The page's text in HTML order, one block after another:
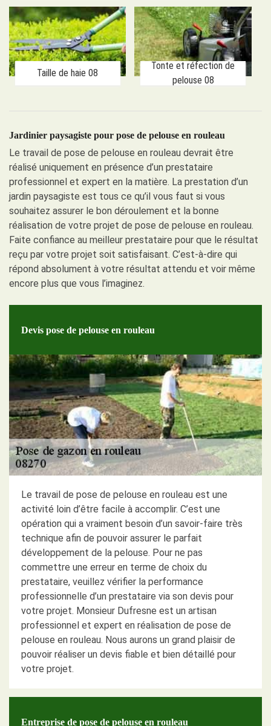
Taille de haie 08
Tonte et réfection de
pelouse 08
Jardinier paysagiste pour pose de pelouse en rouleau
Le travail de pose de pelouse en rouleau devrait être
réalisé uniquement en présence d’un prestataire
professionnel et expert en la matière. La prestation d’un
jardin paysagiste est tous ce qu’il vous faut si vous
souhaitez assurer le bon déroulement et la bonne
réalisation de votre projet de pose de pelouse en rouleau.
Faite confiance au meilleur prestataire pour que le résultat
reçu par votre projet soit satisfaisant. C’est-à-dire qui
répond absolument à votre résultat attendu et voir même
encore plus que vous l’imaginez.
Devis pose de pelouse en rouleau
Le travail de pose de pelouse en rouleau est une
activité loin d’être facile à accomplir. C’est une
opération qui a vraiment besoin d’un savoir-faire très
technique afin de pouvoir assurer le parfait
développement de la pelouse. Pour ne pas
commettre une erreur en terme de choix du
prestataire, veuillez vérifier la performance
professionnelle d’un prestataire via son devis pour
votre projet. Monsieur Dufresne est un artisan
professionnel et expert en réalisation de pose de
pelouse en rouleau. Nous aurons un grand plaisir de
pouvoir réaliser un devis fiable et bien détaillé pour
votre projet.
Entreprise de pose de pelouse en rouleau